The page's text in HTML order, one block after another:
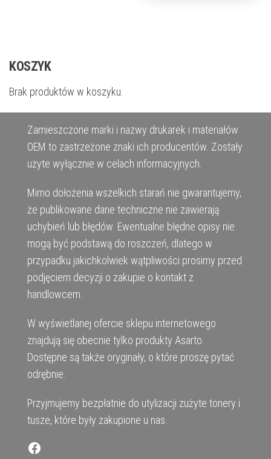
KOSZYK
Brak produktów w koszyku.
Zamieszczone marki i nazwy drukarek i materiałów
OEM to zastrzeżone znaki ich producentów. Zostały
użyte wyłącznie w celach informacyjnych.
Mimo dołożenia wszelkich starań nie gwarantujemy,
że publikowane dane techniczne nie zawierają
uchybień lub błędów. Ewentualne błędne opisy nie
mogą być podstawą do roszczeń, dlatego w
przypadku jakichkolwiek wątpliwości prosimy przed
podjęciem decyzji o zakupie o kontakt z
handlowcem.
W wyświetlanej ofercie sklepu internetowego
znajdują się obecnie tylko produkty Asarto.
Dostępne są także oryginały, o które proszę pytać
odrębnie.
Przyjmujemy bezpłatnie do utylizacji zużyte tonery i
tusze, które były zakupione u nas.
Facebook